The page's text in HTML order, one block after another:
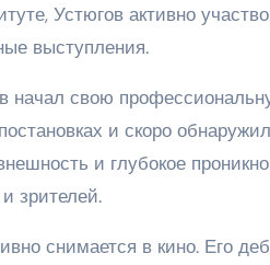
Устюгов активно
выступления.
начал свою
и скоро
и глубокое
зрителей.
снимается в кино. Его